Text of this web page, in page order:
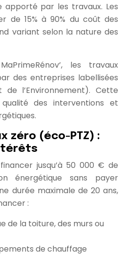
apporté par les travaux. Les
de 15% à 90% du coût des
variant selon la nature des
les travaux
des entreprises labellisées
de l’Environnement). Cette
des interventions et
zéro (éco-PTZ) :
jusqu’à 50 000 € de
énergétique sans payer
durée maximale de 20 ans,
:
de la toiture, des murs ou
de chauffage